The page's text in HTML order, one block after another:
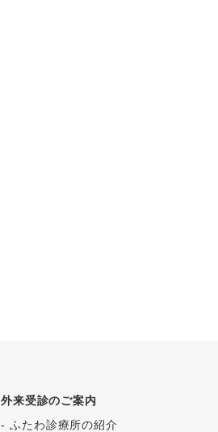
外来受診のご案内
ふたわ診療所の紹介